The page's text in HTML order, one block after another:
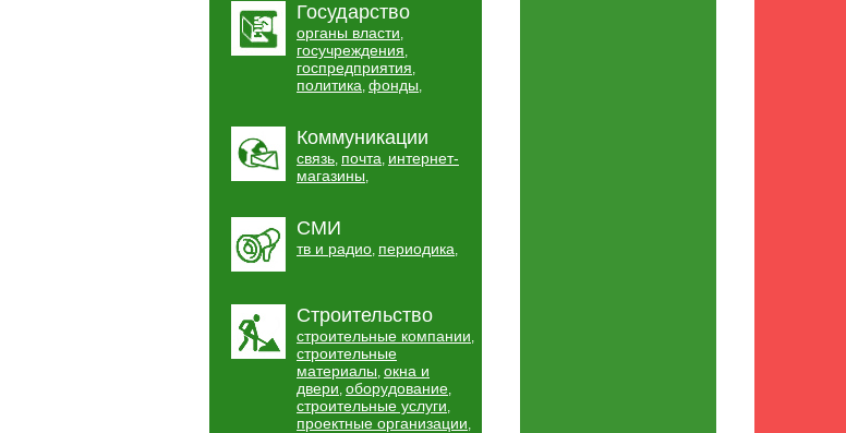
Государство
органы власти,
госучреждения,
госпредприятия,
политика, фонды,
Коммуникации
связь, почта, интернет-
магазины,
СМИ
тв и радио, периодика,
Строительство
строительные компании,
строительные
материалы, окна и
двери, оборудование,
строительные услуги,
проектные организации,